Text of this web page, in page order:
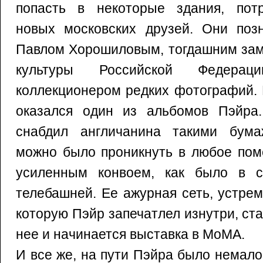
попасть в некоторые здания,
новых московских друзей. Они
Павлом Хорошиловым, тогдашним
культуры Российской
коллекционером редких
оказался один из альбомов
снабдил англичанина такими
можно было проникнуть в любое
усиленным конвоем, как было в
телебашней. Ее ажурная сеть,
которую Пэйр запечатлел изнутри,
нее и начинается выставка в МоМА.
И все же, на пути Пэйра было